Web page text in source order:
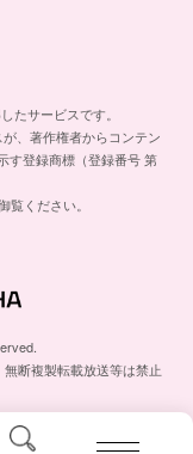
たサービスです。
、著作権者からコンテン
す登録商標（登録番号 第
ください。
断複製転載放送等は禁止